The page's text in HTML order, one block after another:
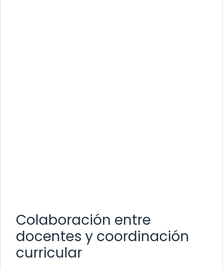
Colaboración entre
docentes y coordinación
curricular